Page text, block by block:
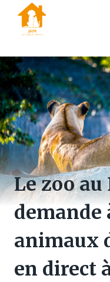
content
Le zoo
demande
animaux
en direct